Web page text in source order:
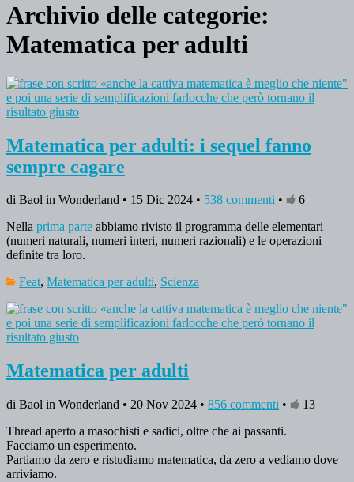
Archivio delle categorie:
Matematica per adulti
Matematica per adulti: i sequel fanno
sempre cagare
di Baol in Wonderland • 15 Dic 2024 • 538 commenti •
6
Nella prima parte abbiamo rivisto il programma delle elementari
(numeri naturali, numeri interi, numeri razionali) e le operazioni
definite tra loro.
Feat, Matematica per adulti, Scienza
Matematica per adulti
di Baol in Wonderland • 20 Nov 2024 • 856 commenti •
13
Thread aperto a masochisti e sadici, oltre che ai passanti.
Facciamo un esperimento.
Partiamo da zero e ristudiamo matematica, da zero a vediamo dove
arriviamo.